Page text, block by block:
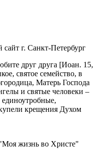
сайт г. Санкт-Петербург
друг друга [Иоан. 15,
святое семейство, в
Матерь Господа
и святые человеки –
единоутробные,
крещения Духом
жизнь во Христе"